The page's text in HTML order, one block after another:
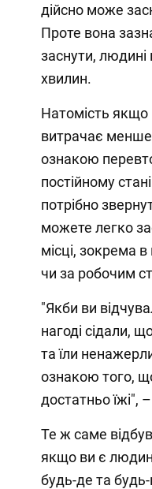
дійсно може
Проте вона
заснути, людині
хвилин.
Натомість
витрачає
ознакою
постійному
потрібно
можете легко
місці, зокрема в
чи за робочим
"Якби ви
нагоді сідали,
та їли
ознакою того,
достатньо їжі",
Те ж саме
якщо ви є
будь-де та